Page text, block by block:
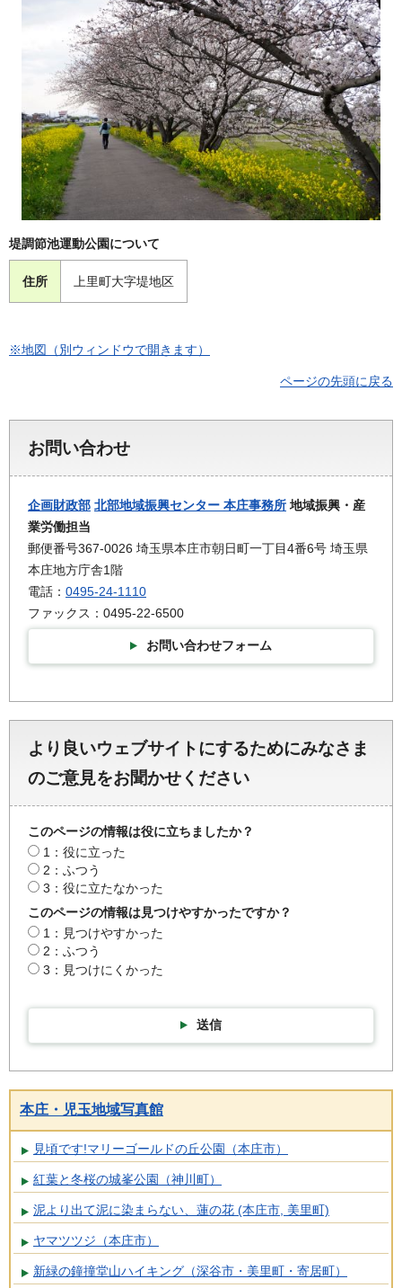
堤調節池運動公園について
住所 上里町大字堤地区
※地図（別ウィンドウで開きます）
ページの先頭に戻る
お問い合わせ
企画財政部 北部地域振興センター 本庄事務所 地域振興・産
業労働担当
郵便番号367-0026 埼玉県本庄市朝日町一丁目4番6号 埼玉県
本庄地方庁舎1階
電話： 0495-24-1110
ファックス：0495-22-6500
お問い合わせフォーム
より良いウェブサイトにするためにみなさま
のご意見をお聞かせください
このページの情報は役に立ちましたか？
1：役に立った
2：ふつう
3：役に立たなかった
このページの情報は見つけやすかったですか？
1：見つけやすかった
2：ふつう
3：見つけにくかった
送信
本庄・児玉地域写真館
見頃です!マリーゴールドの丘公園（本庄市）
紅葉と冬桜の城峯公園（神川町）
泥より出て泥に染まらない、蓮の花 (本庄市, 美里町)
ヤマツツジ（本庄市）
新緑の鐘撞堂山ハイキング（深谷市・美里町・寄居町）